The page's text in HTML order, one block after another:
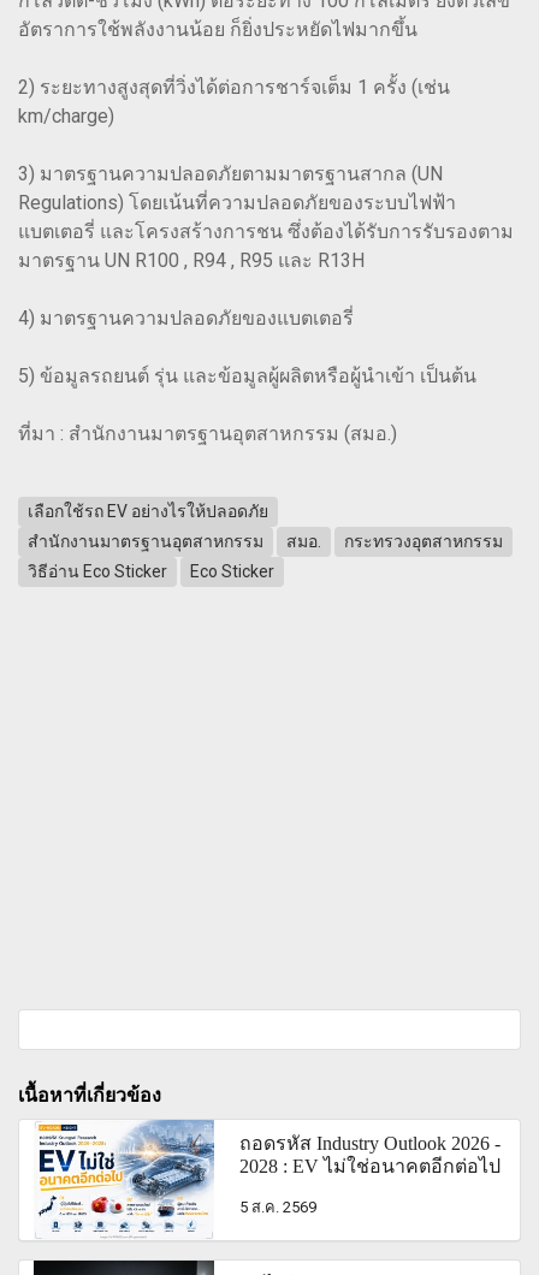
อัตราการใช้พลังงานน้อย ก็ยิ่งประหยัดไฟมากขึ้น
2) ระยะทางสูงสุดที่วิ่งได้ต่อการชาร์จเต็ม 1 ครั้ง (เช่น
km/charge)
3) มาตรฐานความปลอดภัยตามมาตรฐานสากล (UN
Regulations) โดยเน้นที่ความปลอดภัยของระบบไฟฟ้า
แบตเตอรี่ และโครงสร้างการชน ซึ่งต้องได้รับการรับรองตาม
มาตรฐาน UN R100 , R94 , R95 และ R13H
4) มาตรฐานความปลอดภัยของแบตเตอรี่
5) ข้อมูลรถยนต์ รุ่น และข้อมูลผู้ผลิตหรือผู้นำเข้า เป็นต้น
ที่มา : สำนักงานมาตรฐานอุตสาหกรรม (สมอ.)
เลือกใช้รถ EV อย่างไรให้ปลอดภัย
สำนักงานมาตรฐานอุตสาหกรรม
สมอ.
กระทรวงอุตสาหกรรม
วิธีอ่าน Eco Sticker
Eco Sticker
เนื้อหาที่เกี่ยวข้อง
ถอดรหัส Industry Outlook 2026 -
2028 : EV ไม่ใช่อนาคตอีกต่อไป
5 ส.ค. 2569